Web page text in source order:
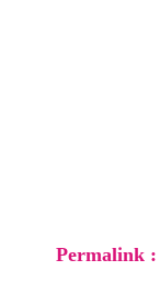
Permalink :